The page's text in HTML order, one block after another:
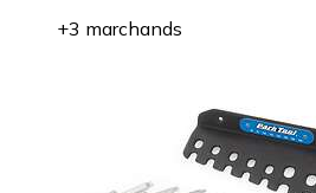
+3 marchands